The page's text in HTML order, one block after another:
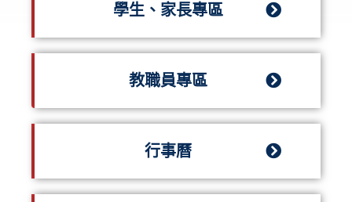
學生、家長專區
教職員專區
行事曆